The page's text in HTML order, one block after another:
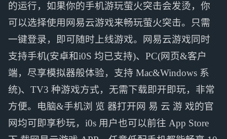
的运行，如果你的手机游玩萤火突击会发烫，你
可以选择使用网易云游戏来畅玩萤火突击。只需
一键登录，即可随时上线游戏。网易云游戏同时
支持手机(安卓和i0S 均已支持)、PC(网页&客户
端，尽享模拟器般体验，支持 Mac&Windows 系
统)、TV3 种游戏方式，无需下载即开即玩，非常
方便。电脑&手机浏 览 器打开网 易 云 游 戏的官
网均可即享秒玩，i0s 用户也可以前往 App Store